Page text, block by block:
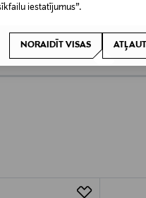
iestatījumus”.
NORAIDĪT VISAS